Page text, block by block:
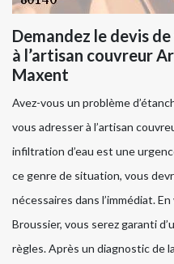
Demandez le devis
à l’artisan couvreur
Maxent
Avez-vous un problème
vous adresser à l’artisan
infiltration d’eau est une
ce genre de situation, vous
nécessaires dans l’immédiat.
Broussier, vous serez garanti
règles. Après un diagnostic de